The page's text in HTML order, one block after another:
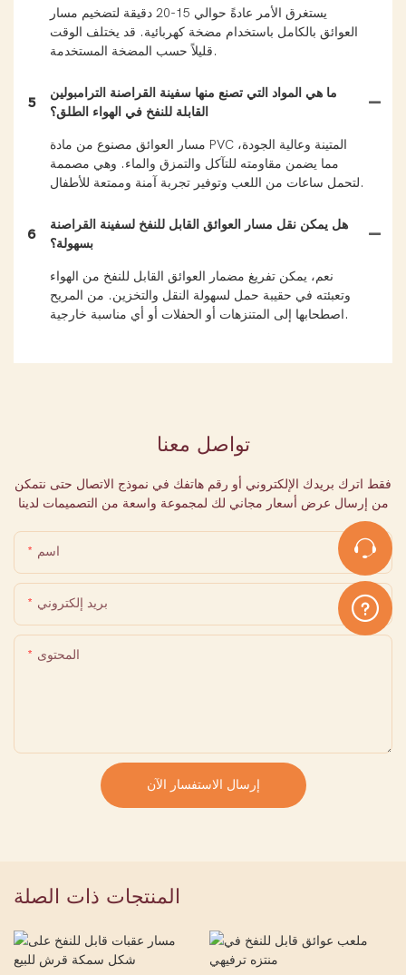
يستغرق الأمر عادةً حوالي 15-20 دقيقة لتضخيم مسار
العوائق بالكامل باستخدام مضخة كهربائية. قد يختلف الوقت
قليلاً حسب المضخة المستخدمة.
5
ما هي المواد التي تصنع منها سفينة القراصنة الترامبولين
القابلة للنفخ في الهواء الطلق؟
مسار العوائق مصنوع من مادة PVC المتينة وعالية الجودة،
مما يضمن مقاومته للتآكل والتمزق والماء. وهي مصممة
لتحمل ساعات من اللعب وتوفير تجربة آمنة وممتعة للأطفال.
6
هل يمكن نقل مسار العوائق القابل للنفخ لسفينة القراصنة
بسهولة؟
نعم، يمكن تفريغ مضمار العوائق القابل للنفخ من الهواء
وتعبئته في حقيبة حمل لسهولة النقل والتخزين. من المريح
اصطحابها إلى المتنزهات أو الحفلات أو أي مناسبة خارجية.
تواصل معنا
فقط اترك بريدك الإلكتروني أو رقم هاتفك في نموذج الاتصال حتى نتمكن
من إرسال عرض أسعار مجاني لك لمجموعة واسعة من التصميمات لدينا
اسم
بريد إلكتروني
المحتوى
إرسال الاستفسار الآن
المنتجات ذات الصلة